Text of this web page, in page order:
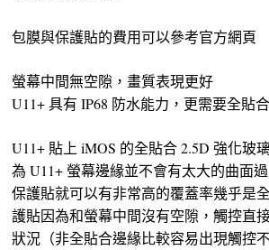
包膜與保護貼的費用可以參考官方網頁
螢幕中間無空隙，畫質表現更好
U11+ 具有 IP68 防水能力，更需要全貼合
U11+ 貼上 iMOS 的全貼合 2.5D 強化玻
為 U11+ 螢幕邊緣並不會有太大的曲面
保護貼就可以有非常高的覆蓋率幾乎是
護貼因為和螢幕中間沒有空隙，觸控直
狀況（非全貼合邊緣比較容易出現觸控